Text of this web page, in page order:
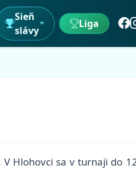
Sieň
slávy
Liga
Hlohovci sa v turnaji do